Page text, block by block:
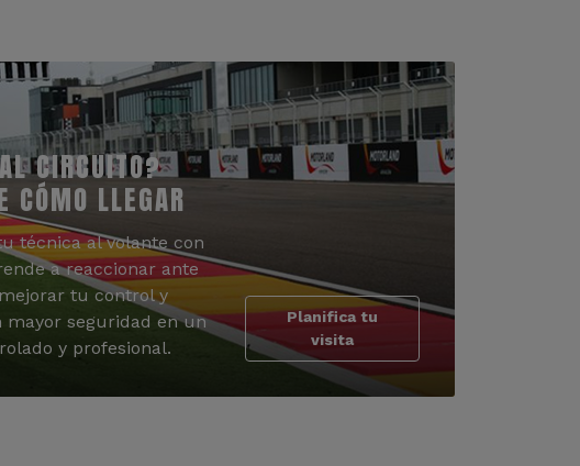
CIRCUITO?
CÓMO LLEGAR
técnica al volante con
a reaccionar ante
tu control y
mayor seguridad en un
y profesional.
Planifica tu
visita